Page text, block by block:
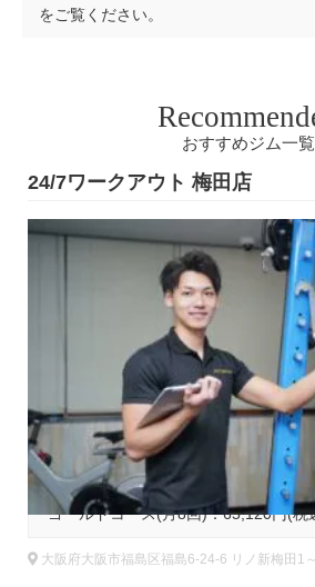
をご覧ください。
おすすめジム一覧
24/7ワークアウト 梅田店
基本コース料金
ゴールドコース(月8回)：65,120円(税
大阪府大阪市福島区福島6-24-6 リノ新梅田1